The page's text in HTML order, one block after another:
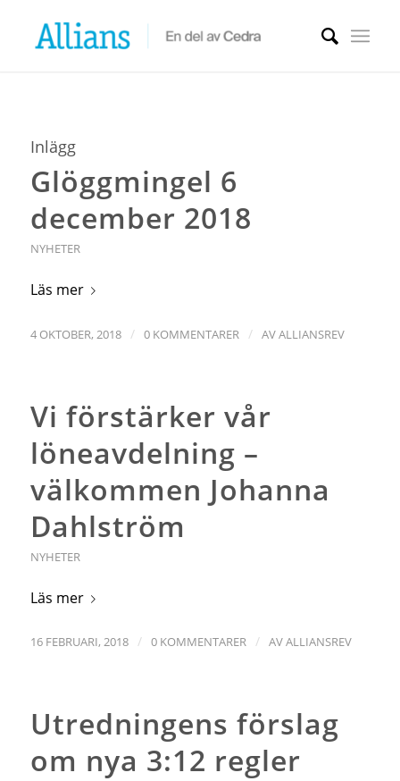
Inlägg
Glöggmingel 6
december 2018
NYHETER
Läs mer
4 OKTOBER, 2018 / 0 KOMMENTARER / AVALLIANSREV
Vi förstärker vår
löneavdelning –
välkommen Johanna
Dahlström
NYHETER
Läs mer
16 FEBRUARI, 2018 / 0 KOMMENTARER / AVALLIANSREV
Utredningens förslag
om nya 3:12 regler